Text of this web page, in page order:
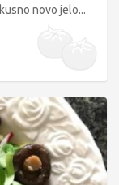
novo jelo...